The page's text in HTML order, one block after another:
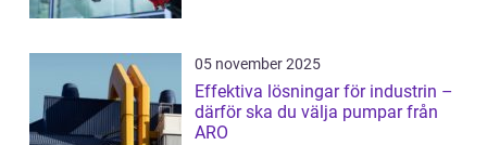
05 november 2025
Effektiva lösningar för industrin –
därför ska du välja pumpar från
ARO